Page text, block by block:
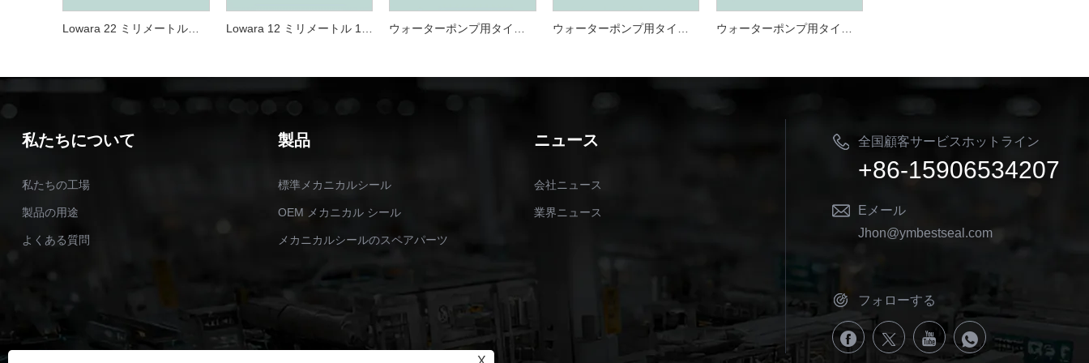
全国顧客サービスホットライン
+86-15906534207
Eメール
Jhon@ymbestseal.com
フォローする
私たちについて
私たちの工場
製品の用途
よくある質問
製品
標準メカニカルシール
OEM メカニカル シール
メカニカルシールのスペアパーツ
ニュース
会社ニュース
業界ニュース